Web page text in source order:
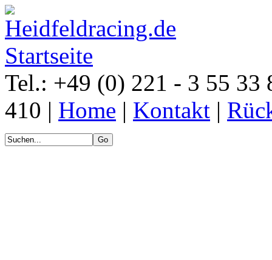
Tel.: +49 (0) 221 - 3 55 33
410 | Home | Kontakt |